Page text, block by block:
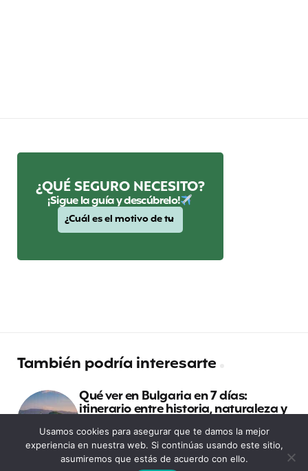
¿QUÉ SEGURO NECESITO?
¡Sigue la guía y descúbrelo!
También podría interesarte
Qué ver en Bulgaria en 7 días:
itinerario entre historia, naturaleza y
Viajar en autostop: los mejores
Usamos cookies para asegurar que te damos la mejor
experiencia en nuestra web. Si continúas usando este sitio,
asumiremos que estás de acuerdo con ello.